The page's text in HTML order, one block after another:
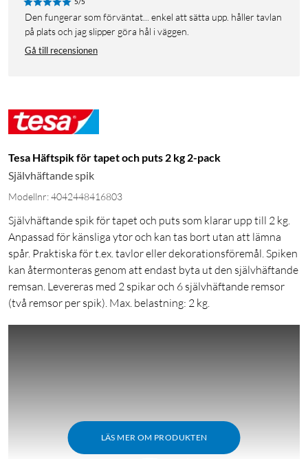
5/5
Den fungerar som förväntat... enkel att sätta upp. håller tavlan
på plats och jag slipper göra hål i väggen.
Gå till recensionen
Tesa Häftspik för tapet och puts 2 kg 2-pack
Självhäftande spik
Modellnr: 4042448416803
Självhäftande spik för tapet och puts som klarar upp till 2 kg.
Anpassad för känsliga ytor och kan tas bort utan att lämna
spår. Praktiska för t.ex. tavlor eller dekorationsföremål. Spiken
kan återmonteras genom att endast byta ut den självhäftande
remsan. Levereras med 2 spikar och 6 självhäftande remsor
(två remsor per spik). Max. belastning: 2 kg.
LÄS MER OM PRODUKTEN